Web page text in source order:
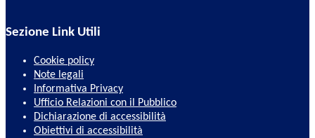
Sezione Link Utili
Cookie policy
Note legali
Informativa Privacy
Ufficio Relazioni con il Pubblico
Dichiarazione di accessibilità
Obiettivi di accessibilità